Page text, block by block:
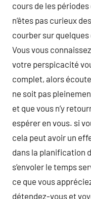
cours de les
n’êtes pas curieux
courber sur
Vous vous
votre perspicacité
complet, alors
ne soit pas
et que vous n’y
espérer en vous. si
cela peut avoir un
dans la planification
s’envoler le temps
ce que vous
détendez-vous et